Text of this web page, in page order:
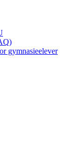
gymnasieelever